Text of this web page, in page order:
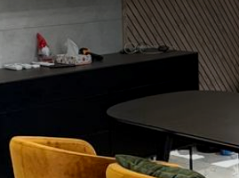
СМОТРЕТЬ ПРОЕКТЫ